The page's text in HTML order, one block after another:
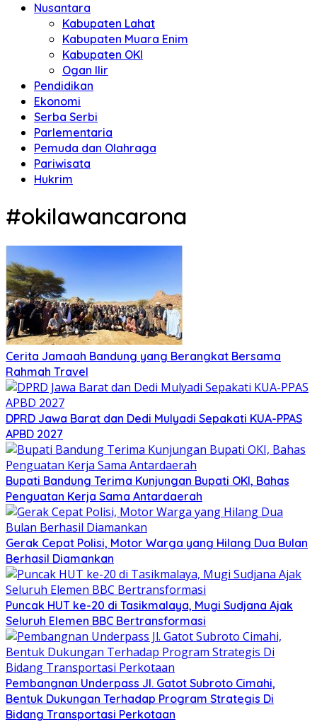
Nusantara
Kabupaten Lahat
Kabupaten Muara Enim
Kabupaten OKI
Ogan Ilir
Pendidikan
Ekonomi
Serba Serbi
Parlementaria
Pemuda dan Olahraga
Pariwisata
Hukrim
#okilawancarona
Cerita Jamaah Bandung yang Berangkat Bersama
Rahmah Travel
DPRD Jawa Barat dan Dedi Mulyadi Sepakati KUA-PPAS
APBD 2027
Bupati Bandung Terima Kunjungan Bupati OKI, Bahas
Penguatan Kerja Sama Antardaerah
Gerak Cepat Polisi, Motor Warga yang Hilang Dua Bulan
Berhasil Diamankan
Puncak HUT ke-20 di Tasikmalaya, Mugi Sudjana Ajak
Seluruh Elemen BBC Bertransformasi
Pembangnan Underpass Jl. Gatot Subroto Cimahi,
Bentuk Dukungan Terhadap Program Strategis Di
Bidang Transportasi Perkotaan